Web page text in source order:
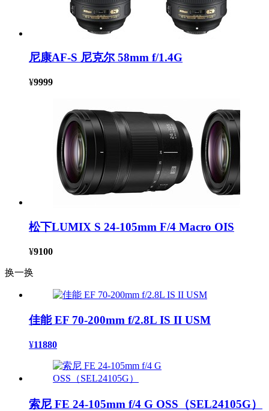
尼康AF-S 尼克尔 58mm f/1.4G
¥9999
松下LUMIX S 24-105mm F/4 Macro OIS
¥9100
换一换
佳能 EF 70-200mm f/2.8L IS II USM
¥11880
索尼 FE 24-105mm f/4 G OSS（SEL24105G）